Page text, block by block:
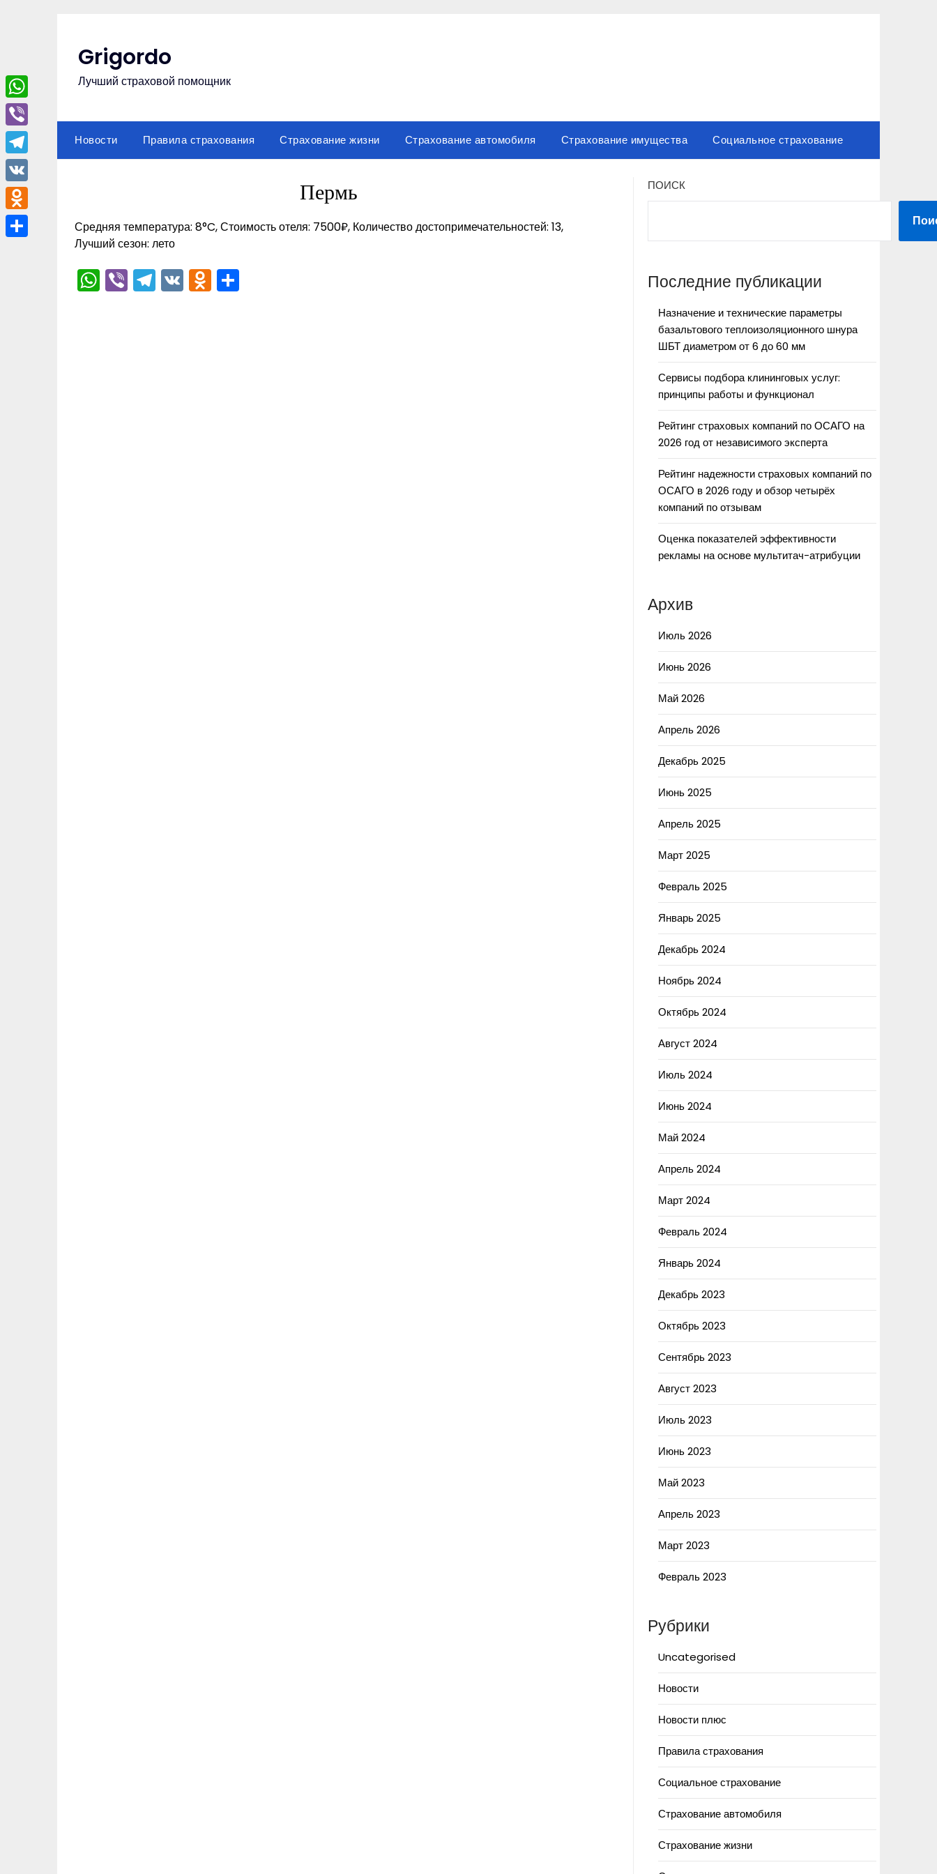
Grigordo
Лучший страховой помощник
Новости Правила страхования Страхование жизни Страхование автомобиля Страхование имущества Социальное страхование
Пермь
Средняя температура: 8°C, Стоимость отеля: 7500₽, Количество достопримечательностей: 13,
Лучший сезон: лето
WhatsApp
ViberTelegram
VKOdnoklassniki
ПОИСК
Последние публикации
Назначение и технические параметры
базальтового теплоизоляционного шнура
ШБТ диаметром от 6 до 60 мм
Сервисы подбора клининговых услуг:
принципы работы и функционал
Рейтинг страховых компаний по ОСАГО на
2026 год от независимого эксперта
Рейтинг надежности страховых компаний по
ОСАГО в 2026 году и обзор четырёх
компаний по отзывам
Оценка показателей эффективности
рекламы на основе мультитач-атрибуции
Архив
Июль 2026
Июнь 2026
Май 2026
Апрель 2026
Декабрь 2025
Июнь 2025
Апрель 2025
Март 2025
Февраль 2025
Январь 2025
Декабрь 2024
Ноябрь 2024
Октябрь 2024
Август 2024
Июль 2024
Июнь 2024
Май 2024
Апрель 2024
Март 2024
Февраль 2024
Январь 2024
Декабрь 2023
Октябрь 2023
Сентябрь 2023
Август 2023
Июль 2023
Июнь 2023
Май 2023
Апрель 2023
Март 2023
Февраль 2023
Рубрики
Uncategorised
Новости
Новости плюс
Правила страхования
Социальное страхование
Страхование автомобиля
Страхование жизни
WhatsApp
Viber
Telegram
VK
Odnoklassniki